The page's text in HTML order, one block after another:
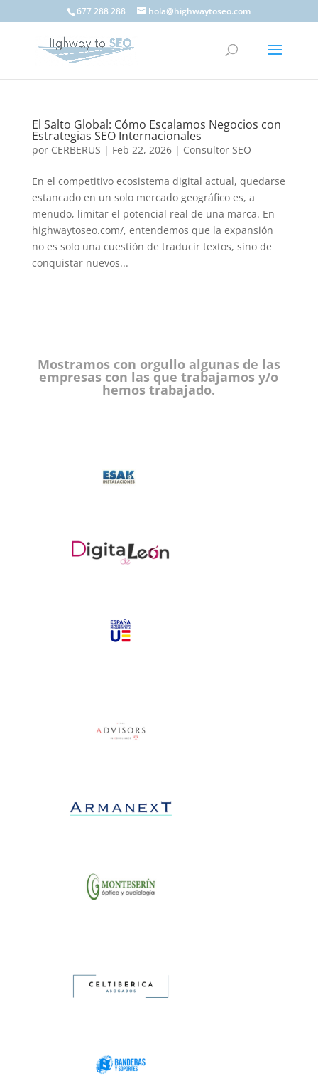
677 288 288 hola@highwaytoseo.com
El Salto Global: Cómo Escalamos Negocios con
Estrategias SEO Internacionales
por CERBERUS | Feb 22, 2026| Consultor SEO
En el competitivo ecosistema digital actual, quedarse
estancado en un solo mercado geográfico es, a
menudo, limitar el potencial real de una marca. En
highwaytoseo.com/, entendemos que la expansión
no es solo una cuestión de traducir textos, sino de
conquistar nuevos...
Mostramos con orgullo algunas de las
empresas con las que trabajamos y/o
hemos trabajado.